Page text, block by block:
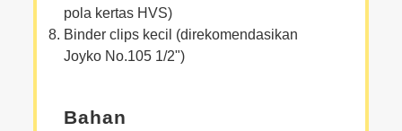
pola kertas HVS)
Binder clips kecil (direkomendasikan
Joyko No.105 1/2")
Bahan